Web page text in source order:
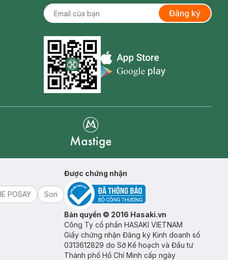
Đăng ký
Appstore icon
POSAY Son
Được chứng nhận
Bản quyền © 2016 Hasaki.vn
Công Ty cổ phần HASAKI VIETNAM
Giấy chứng nhận Đăng ký Kinh doanh số
0313612829 do Sở Kế hoạch và Đầu tư
Thành phố Hồ Chí Minh cấp ngày